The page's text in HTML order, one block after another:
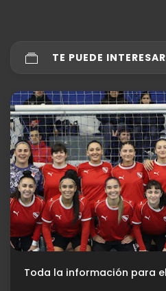
TE PUEDE INTERESAR